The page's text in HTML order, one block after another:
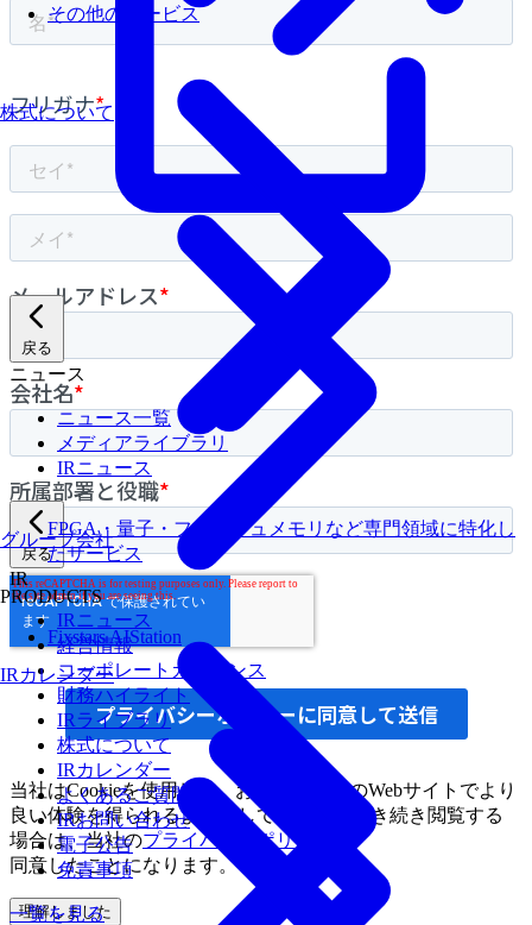
戻る
ニュース
ニュース一覧
メディアライブラリ
IRニュース
戻る
IR
IRニュース
経営情報
コーポレートガバナンス
財務ハイライト
IRライブラリ
株式について
IRカレンダー
よくあるご質問
IRお問い合わせ
電子公告
免責事項
一覧を見る
グループ会社
その他のサービス
FPGA・量子・フラッシュメモリなど専門領域に特化し
たサービス
PRODUCTS
Fixstars AIStation
株式について
IRカレンダー
当社はCookieを使用して、お客様が 当社のWebサイトでより
良い体験を得られるように しています。 引き続き閲覧する
場合は、当社のプライバシーポリシー
同意したことになります。
理解しました